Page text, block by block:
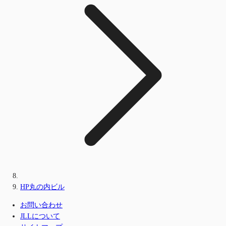
HP丸の内ビル
お問い合わせ
JLLについて